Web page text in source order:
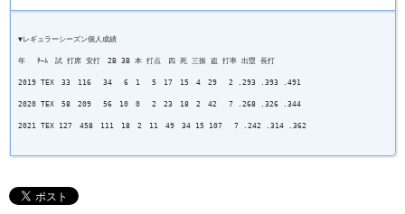
▼レギュラーシーズン個人成績
年 ﾁｰﾑ 試 打席 安打 2B 3B 本 打点 四 死 三振 盗 打率 出塁 長打
2019 TEX 33 116 34 6 1 5 17 15 4 29 2 .293 .393 .491
2020 TEX 58 209 56 10 0 2 23 18 2 42 7 .268 .326 .344
2021 TEX 127 458 111 18 2 11 49 34 15 107 7 .242 .314 .362